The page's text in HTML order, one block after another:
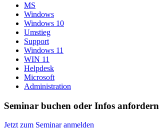
MS
Windows
Windows 10
Umstieg
Support
Windows 11
WIN 11
Helpdesk
Microsoft
Administration
Seminar buchen oder Infos anfordern
Jetzt zum Seminar anmelden